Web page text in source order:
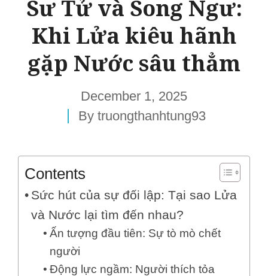
Sư Tử và Song Ngư:
Khi Lửa kiêu hãnh
gặp Nước sâu thẳm
December 1, 2025
By truongthanhtung93
Contents
Sức hút của sự đối lập: Tại sao Lửa
và Nước lại tìm đến nhau?
Ấn tượng đầu tiên: Sự tò mò chết
người
Động lực ngầm: Người thích tỏa